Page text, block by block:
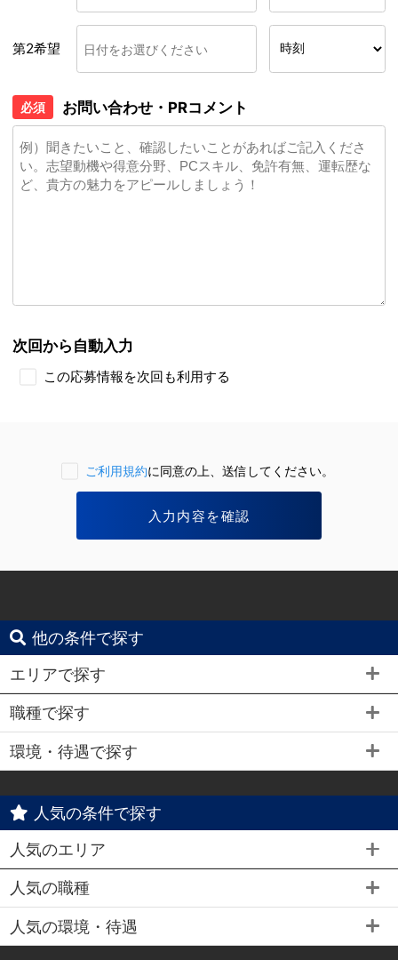
第2希望
必須 お問い合わせ・PRコメント
次回から自動入力
この応募情報を次回も利用する
ご利用規約に同意の上、送信してください。
他の条件で探す
エリアで探す
職種で探す
環境・待遇で探す
人気の条件で探す
人気のエリア
人気の職種
人気の環境・待遇